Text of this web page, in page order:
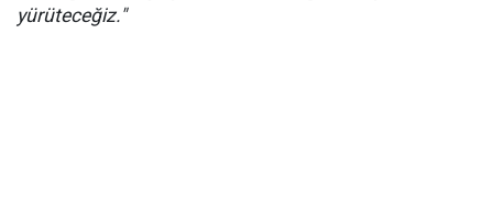
yürüteceğiz."